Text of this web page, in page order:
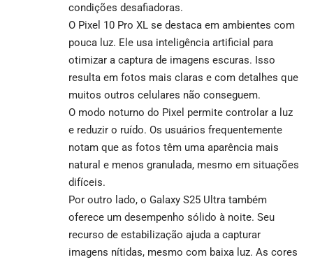
condições desafiadoras.
O Pixel 10 Pro XL se destaca em ambientes com
pouca luz. Ele usa inteligência artificial para
otimizar a captura de imagens escuras. Isso
resulta em fotos mais claras e com detalhes que
muitos outros celulares não conseguem.
O modo noturno do Pixel permite controlar a luz
e reduzir o ruído. Os usuários frequentemente
notam que as fotos têm uma aparência mais
natural e menos granulada, mesmo em situações
difíceis.
Por outro lado, o Galaxy S25 Ultra também
oferece um desempenho sólido à noite. Seu
recurso de estabilização ajuda a capturar
imagens nítidas, mesmo com baixa luz. As cores